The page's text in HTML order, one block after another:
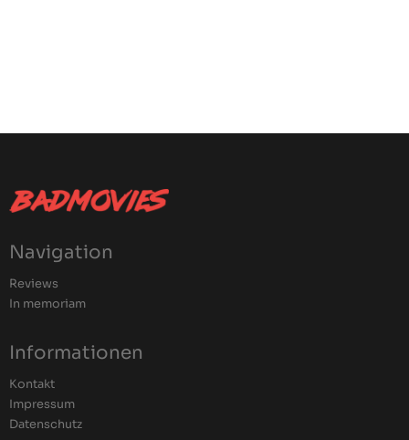
Navigation
Reviews
In memoriam
Informationen
Kontakt
Impressum
Datenschutz